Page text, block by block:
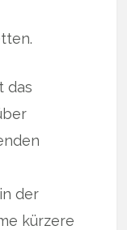
das
der
kürzere